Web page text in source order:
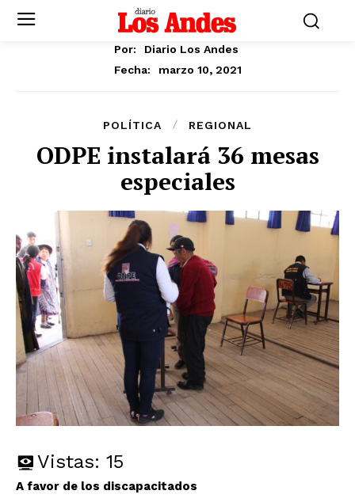
Por:
Diario Los Andes
Fecha:
marzo 10, 2021
POLÍTICA REGIONAL
ODPE instalará 36 mesas
especiales
Vistas: 15
A favor de los discapacitados